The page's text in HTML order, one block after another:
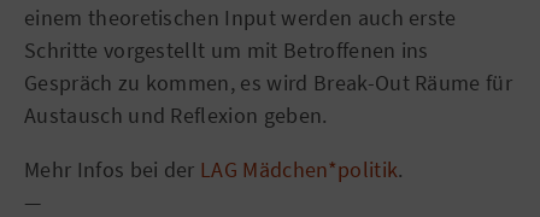
einem theoretischen Input werden auch erste
Schritte vorgestellt um mit Betroffenen ins
Gespräch zu kommen, es wird Break-Out Räume für
Austausch und Reflexion geben.
Mehr Infos bei der LAG Mädchen*politik.
—